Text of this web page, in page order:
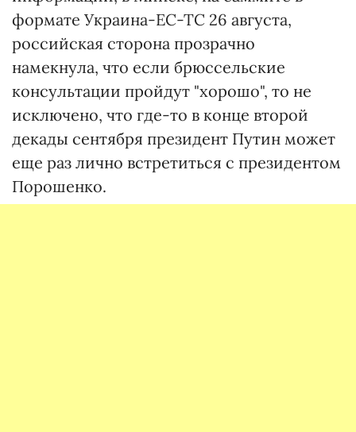
формате Украина-ЕС-ТС 26 августа,
российская сторона прозрачно
намекнула, что если брюссельские
консультации пройдут "хорошо", то не
исключено, что где-то в конце второй
декады сентября президент Путин может
еще раз лично встретиться с президентом
Порошенко.